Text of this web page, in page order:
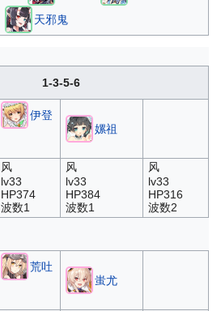
天邪鬼
1-3-5-6
伊登
嫘祖
风
lv33
HP374
波数1
风
lv33
HP384
波数1
风
lv33
HP316
波数2
荒吐
蚩尤